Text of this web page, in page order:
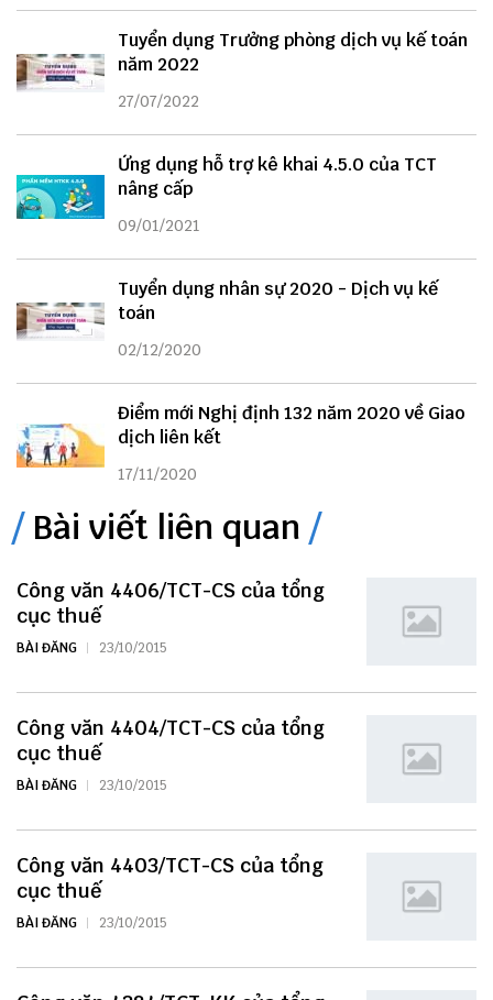
Tuyển dụng Trưởng phòng dịch vụ kế toán
năm 2022
27/07/2022
Ứng dụng hỗ trợ kê khai 4.5.0 của TCT
nâng cấp
09/01/2021
Tuyển dụng nhân sự 2020 - Dịch vụ kế
toán
02/12/2020
Điểm mới Nghị định 132 năm 2020 về Giao
dịch liên kết
17/11/2020
Bài viết liên quan
Công văn 4406/TCT-CS của tổng
cục thuế
BÀI ĐĂNG 23/10/2015
Công văn 4404/TCT-CS của tổng
cục thuế
BÀI ĐĂNG 23/10/2015
Công văn 4403/TCT-CS của tổng
cục thuế
BÀI ĐĂNG 23/10/2015